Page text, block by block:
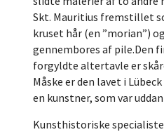
Skt. Mauritius fremstillet
kruset hår (en ”morian”)
gennembores af pile.Den
forgyldte altertavle er
Måske er den lavet i
en kunstner, som var
Kunsthistoriske